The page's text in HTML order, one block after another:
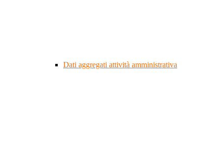
Dati aggregati attività amministrativa